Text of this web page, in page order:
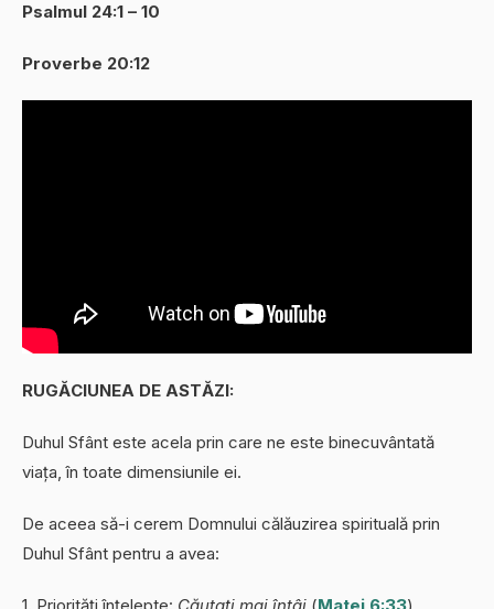
Psalmul 24:1 – 10
Proverbe 20:12
RUGĂCIUNEA DE ASTĂZI:
Duhul Sfânt este acela prin care ne este binecuvântată
viața, în toate dimensiunile ei.
De aceea să-i cerem Domnului călăuzirea spirituală prin
Duhul Sfânt pentru a avea:
1. Priorități înțelepte: Căutați mai întâi (Matei 6:33)